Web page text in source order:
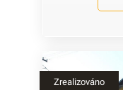
Zrealizováno